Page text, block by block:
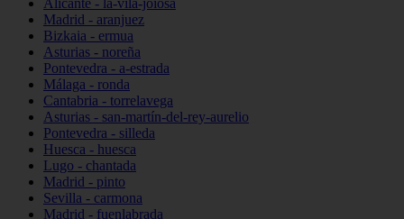
Alicante - la-vila-joiosa
Madrid - aranjuez
Bizkaia - ermua
Asturias - noreña
Pontevedra - a-estrada
Málaga - ronda
Cantabria - torrelavega
Asturias - san-martín-del-rey-aurelio
Pontevedra - silleda
Huesca - huesca
Lugo - chantada
Madrid - pinto
Sevilla - carmona
Madrid - fuenlabrada